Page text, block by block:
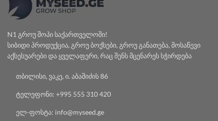
N1 გროუ შოპი საქართველოში!
სიბიდი პროდუქცია, გროუ ბოქსები, გროუ განათება, მოსაწევი
აქსესუარები და ყველაფერი, რაც შენს მცენარეს სჭირდება
თბილისი, ვაკე, ი. აბაშიძის 86
ტელეფონი: +995 555 310 420
ელ-ფოსტა: info@myseed.ge